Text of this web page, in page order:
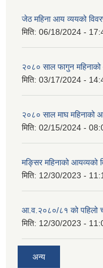
जेठ महिना आय व्ययको
मिति: 06/18/2024 -
२०८० साल फागुन
मिति: 03/17/2024 -
२०८० साल माघ महिनाको
मिति: 02/15/2024 -
मङ्सिर महिनाको आयव्यको
मिति: 12/30/2023 -
आ.व.२०८०/८१ को पहिलो
मिति: 12/30/2023 -
अन्य